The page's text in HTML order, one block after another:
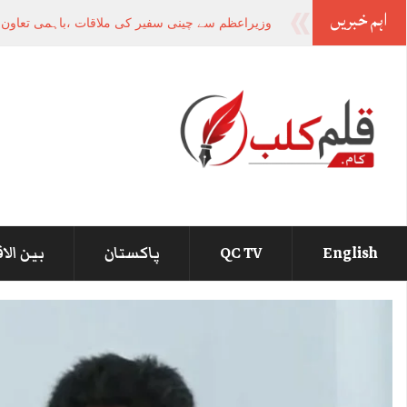
اہم خبریں ص_
English
QC TV پاکستان بین